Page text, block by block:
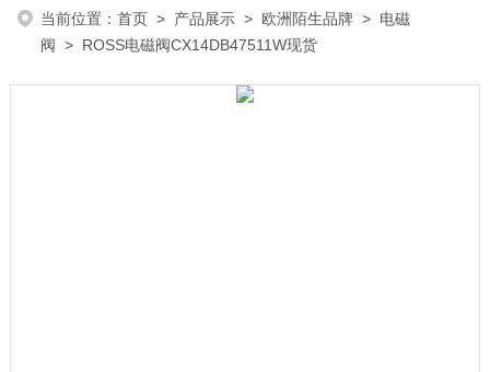
当前位置：首页 > 产品展示 > 欧洲陌生品牌 > 电磁
阀 > ROSS电磁阀CX14DB47511W现货